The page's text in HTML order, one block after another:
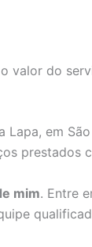
valor do
em
prestados
mim. Entre